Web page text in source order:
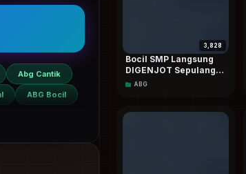
Abg Cantik
ABG Bocil
3,828
Bocil SMP Langsung
DIGENJOT Sepulang
Sekolah Sampai Crotttt
ABG